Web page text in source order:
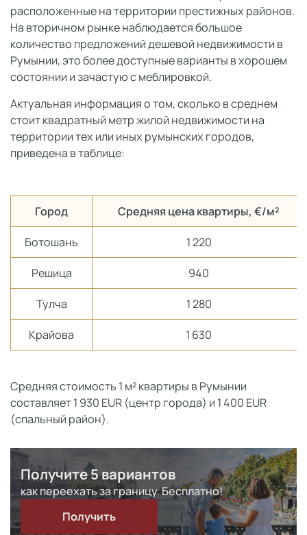
расположенные на территории престижных районов.
На вторичном рынке наблюдается большое
количество предложений дешевой недвижимости в
Румынии, это более доступные варианты в хорошем
состоянии и зачастую с меблировкой.
Актуальная информация о том, сколько в среднем
стоит квадратный метр жилой недвижимости на
территории тех или иных румынских городов,
приведена в таблице:
Город Средняя цена квартиры, €/м²
Ботошань 1 220
Решица 940
Тулча 1 280
Крайова 1 630
Средняя стоимость 1 м² квартиры в Румынии
составляет 1 930 EUR (центр города) и 1 400 EUR
(спальный район).
Получите 5 вариантов
как переехать за границу. Бесплатно!
Получить